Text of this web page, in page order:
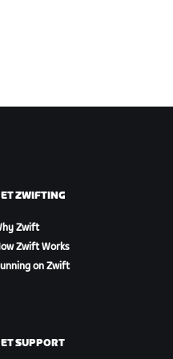
ZWIFTING
Zwift
Zwift Works
on Zwift
SUPPORT